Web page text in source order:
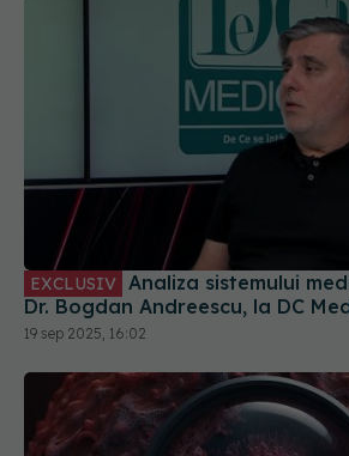
EXCLUSIV
Dr. Bogdan Andreescu, la DC
19 sep 2025, 16:02